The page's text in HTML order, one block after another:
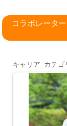
コラボレータ
キャリア カテゴ